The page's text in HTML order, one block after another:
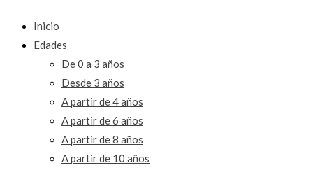
Inicio
Edades
De 0 a 3 años
Desde 3 años
A partir de 4 años
A partir de 6 años
A partir de 8 años
A partir de 10 años